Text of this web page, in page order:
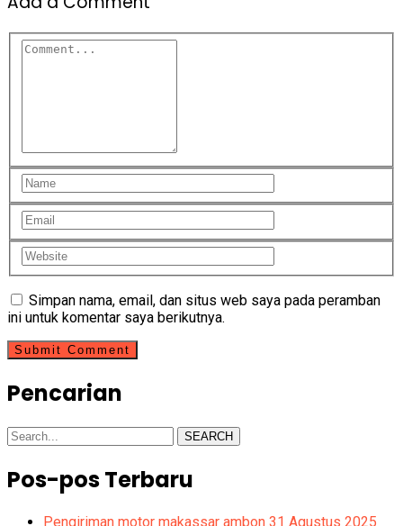
Simpan nama, email, dan situs web saya pada peramban
ini untuk komentar saya berikutnya.
Pencarian
SEARCH
Pos-pos Terbaru
Pengiriman motor makassar ambon 31 Agustus 2025